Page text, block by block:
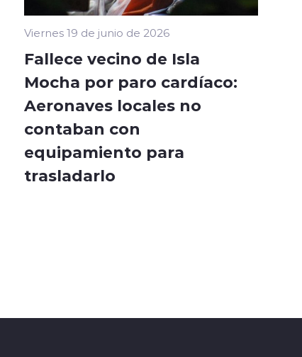
Viernes 19 de junio de 2026
Fallece vecino de Isla
Mocha por paro cardíaco:
Aeronaves locales no
contaban con
equipamiento para
trasladarlo